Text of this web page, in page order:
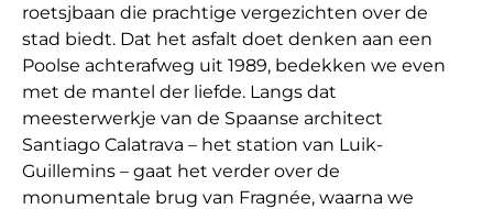
roetsjbaan die prachtige vergezichten over de
stad biedt. Dat het asfalt doet denken aan een
Poolse achterafweg uit 1989, bedekken we even
met de mantel der liefde. Langs dat
meesterwerkje van de Spaanse architect
Santiago Calatrava – het station van Luik-
Guillemins – gaat het verder over de
monumentale brug van Fragnée, waarna we